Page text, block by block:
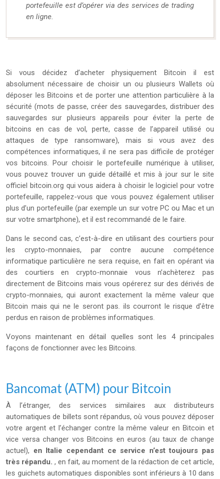
portefeuille est d’opérer via des services de trading
en ligne.
Si vous décidez d’acheter physiquement Bitcoin il est
absolument nécessaire de choisir un ou plusieurs Wallets où
déposer les Bitcoins et de porter une attention particulière à la
sécurité (mots de passe, créer des sauvegardes, distribuer des
sauvegardes sur plusieurs appareils pour éviter la perte de
bitcoins en cas de vol, perte, casse de l’appareil utilisé ou
attaques de type ransomware), mais si vous avez des
compétences informatiques, il ne sera pas difficile de protéger
vos bitcoins. Pour choisir le portefeuille numérique à utiliser,
vous pouvez trouver un guide détaillé et mis à jour sur le site
officiel bitcoin.org qui vous aidera à choisir le logiciel pour votre
portefeuille, rappelez-vous que vous pouvez également utiliser
plus d’un portefeuille (par exemple un sur votre PC ou Mac et un
sur votre smartphone), et il est recommandé de le faire.
Dans le second cas, c’est-à-dire en utilisant des courtiers pour
les crypto-monnaies, par contre aucune compétence
informatique particulière ne sera requise, en fait en opérant via
des courtiers en crypto-monnaie vous n’achèterez pas
directement de Bitcoins mais vous opérerez sur des dérivés de
crypto-monnaies, qui auront exactement la même valeur que
Bitcoin mais qui ne le seront pas. ils courront le risque d’être
perdus en raison de problèmes informatiques.
Voyons maintenant en détail quelles sont les 4 principales
façons de fonctionner avec les Bitcoins.
Bancomat (ATM) pour Bitcoin
À l’étranger, des services similaires aux distributeurs
automatiques de billets sont répandus, où vous pouvez déposer
votre argent et l’échanger contre la même valeur en Bitcoin et
vice versa changer vos Bitcoins en euros (au taux de change
actuel), en Italie cependant ce service n’est toujours pas
très répandu. , en fait, au moment de la rédaction de cet article,
les guichets automatiques disponibles sont inférieurs à 10 dans